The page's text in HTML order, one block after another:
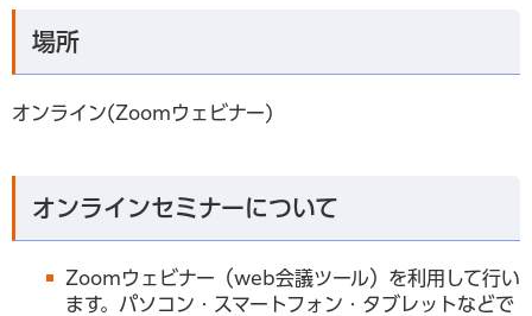
場所
オンライン(Zoomウェビナー)
オンラインセミナーについて
Zoomウェビナー（web会議ツール）を利用して行い
ます。パソコン・スマートフォン・タブレットなどで